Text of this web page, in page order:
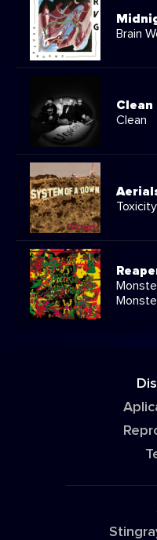
Brain
Clean
Clean
Toxicity